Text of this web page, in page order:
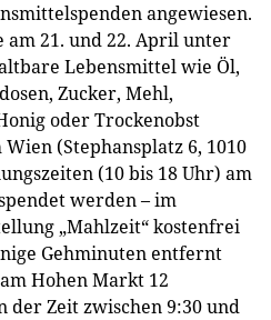
angewiesen.
21. und 22. April unter
Lebensmittel wie Öl,
Zucker, Mehl,
oder Trockenobst
(Stephansplatz 6, 1010
(10 bis 18 Uhr) am
werden – im
„Mahlzeit“ kostenfrei
Gehminuten entfernt
Hohen Markt 12
der Zeit zwischen 9:30 und